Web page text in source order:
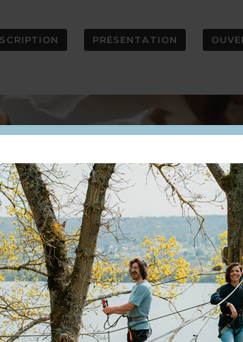
PRÉSENTATION